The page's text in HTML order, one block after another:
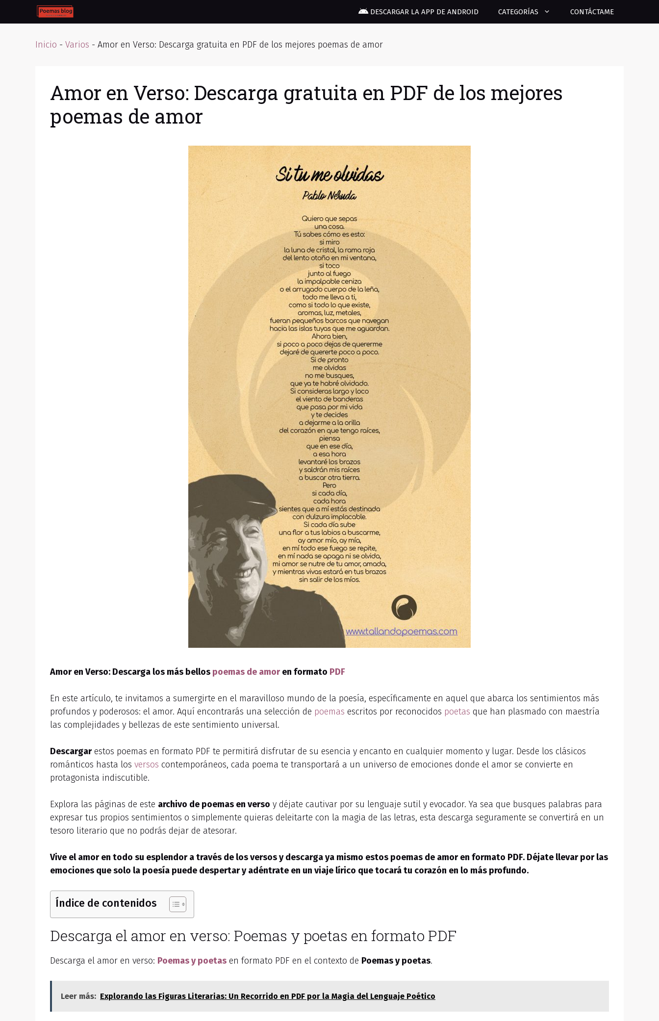
DESCARGAR LA APP DE ANDROID CATEGORÍAS CONTÁCTAME
Inicio - Varios - Amor en Verso: Descarga gratuita en PDF de los mejores poemas de amor
Amor en Verso: Descarga gratuita en PDF de los mejores
poemas de amor
Amor en Verso: Descarga los más bellos poemas de amoren formato PDF
En este artículo, te invitamos a sumergirte en el maravilloso mundo de la poesía, específicamente en aquel que abarca los sentimientos más
profundos y poderosos: el amor. Aquí encontrarás una selección de poemas escritos por reconocidos poetas que han plasmado con maestría
las complejidades y bellezas de este sentimiento universal.
Descargarestos poemas en formato PDF te permitirá disfrutar de su esencia y encanto en cualquier momento y lugar. Desde los clásicos
románticos hasta los versos contemporáneos, cada poema te transportará a un universo de emociones donde el amor se convierte en
protagonista indiscutible.
Explora las páginas de este archivo de poemas en verso y déjate cautivar por su lenguaje sutil y evocador. Ya sea que busques palabras para
expresar tus propios sentimientos o simplemente quieras deleitarte con la magia de las letras, esta descarga seguramente se convertirá en un
tesoro literario que no podrás dejar de atesorar.
Vive el amor en todo su esplendor a través de los versos y descarga ya mismo estos poemas de amor en formato PDF. Déjate llevar por las
emociones que solo la poesía puede despertar y adéntrate en un viaje lírico que tocará tu corazón en lo más profundo.
Índice de contenidos
Descarga el amor en verso: Poemas y poetas en formato PDF
Descarga el amor en verso: Poemas y poetas en formato PDF en el contexto de Poemas y poetas.
Leer más: Explorando las Figuras Literarias: Un Recorrido en PDF por la Magia del Lenguaje Poético